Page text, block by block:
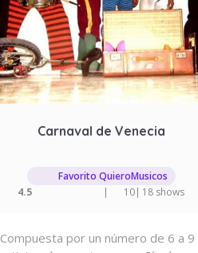
Carnaval de Venecia
Favorito QuieroMusicos
4.5
| 10| 18 shows
Compuesta por un número de 6 a 9